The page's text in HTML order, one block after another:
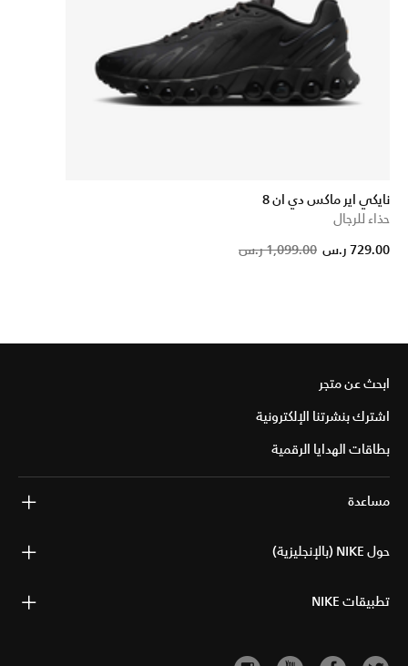
نايكي اير ماكس دي ان 8
حذاء للرجال
Price
1,099.00 ر.س 729.00 ر.س
ابحث عن متجر
اشترك بنشرتنا الإلكترونية
بطاقات الهدايا الرقمية
مساعدة
حول NIKE (بالإنجليزية)
تطبيقات NIKE